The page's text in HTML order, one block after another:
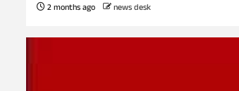
2 months ago news desk